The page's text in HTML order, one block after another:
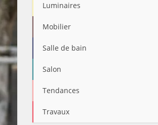
Luminaires
Mobilier
Salle de bain
Salon
Tendances
Travaux